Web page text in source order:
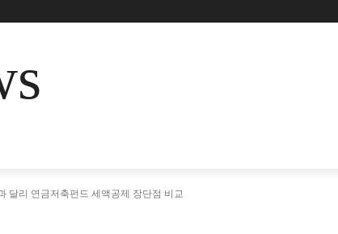
달리 연금저축펀드 세액공제 장단점 비교